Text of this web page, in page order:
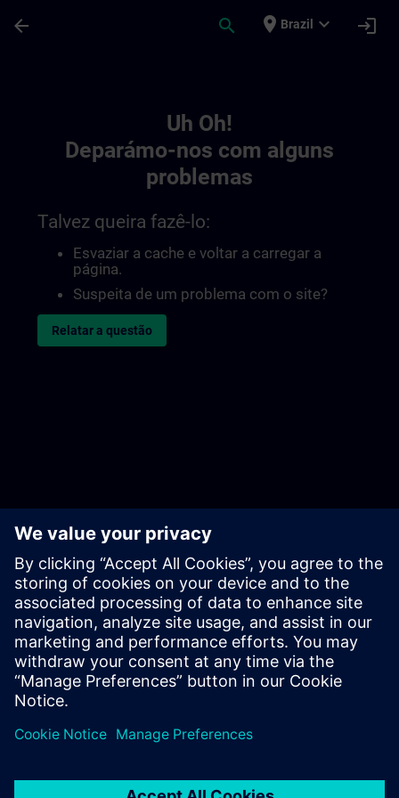
arrow_back search place Brazil expand_more login
Uh Oh!
Deparámo-nos com alguns
problemas
Talvez queira fazê-lo:
Esvaziar a cache e voltar a carregar a
página.
Suspeita de um problema com o site?
Relatar a questão